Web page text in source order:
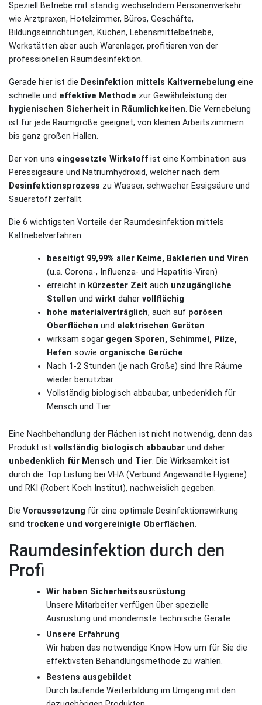
Speziell Betriebe mit ständig wechselndem Personenverkehr
wie Arztpraxen, Hotelzimmer, Büros, Geschäfte,
Bildungseinrichtungen, Küchen, Lebensmittelbetriebe,
Werkstätten aber auch Warenlager, profitieren von der
professionellen Raumdesinfektion.
Gerade hier ist die Desinfektion mittels Kaltvernebelung eine
schnelle und effektive Methode zur Gewährleistung der
hygienischen Sicherheit in Räumlichkeiten. Die Vernebelung
ist für jede Raumgröße geeignet, von kleinen Arbeitszimmern
bis ganz großen Hallen.
Der von uns eingesetzte Wirkstoff ist eine Kombination aus
Peressigsäure und Natriumhydroxid, welcher nach dem
Desinfektionsprozess zu Wasser, schwacher Essigsäure und
Sauerstoff zerfällt.
Die 6 wichtigsten Vorteile der Raumdesinfektion mittels
Kaltnebelverfahren:
beseitigt 99,99% aller Keime, Bakterien und Viren
(u.a. Corona-, Influenza- und Hepatitis-Viren)
erreicht in kürzester Zeit auch unzugängliche
Stellen undwirkt dahervollflächig
hohe materialverträglich, auch auf porösen
Oberflächen und elektrischen Geräten
wirksam sogar gegen Sporen, Schimmel, Pilze,
Hefen sowie organische Gerüche
Nach 1-2 Stunden (je nach Größe) sind Ihre Räume
wieder benutzbar
Vollständig biologisch abbaubar, unbedenklich für
Mensch und Tier
Eine Nachbehandlung der Flächen ist nicht notwendig, denn das
Produkt ist vollständig biologisch abbaubar und daher
unbedenklich für Mensch und Tier. Die Wirksamkeit ist
durch die Top Listung bei VHA (Verbund Angewandte Hygiene)
und RKI (Robert Koch Institut), nachweislich gegeben.
Die Voraussetzung für eine optimale Desinfektionswirkung
sind trockene und vorgereinigte Oberflächen.
Raumdesinfektion durch den
Profi
Wir haben Sicherheitsausrüstung
Unsere Mitarbeiter verfügen über spezielle
Ausrüstung und mondernste technische Geräte
Unsere Erfahrung
Wir haben das notwendige Know How um für Sie die
effektivsten Behandlungsmethode zu wählen.
Bestens ausgebildet
Durch laufende Weiterbildung im Umgang mit den